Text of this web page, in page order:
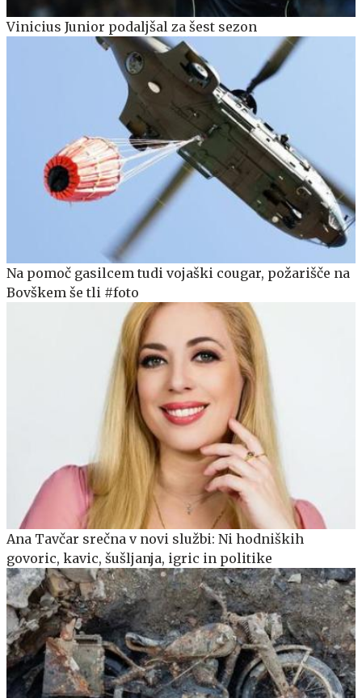
Vinicius Junior podaljšal za šest sezon
Na pomoč gasilcem tudi vojaški cougar, požarišče na
Bovškem še tli #foto
Ana Tavčar srečna v novi službi: Ni hodniških
govoric, kavic, šušljanja, igric in politike